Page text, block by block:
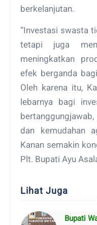
berkelanjutan.
“Investasi swasta
tetapi juga
meningkatkan
efek berganda
Oleh karena itu,
lebarnya bagi
dan kemudahan
Kanan semakin
Plt. Bupati Ayu
Lihat Juga
Bupati